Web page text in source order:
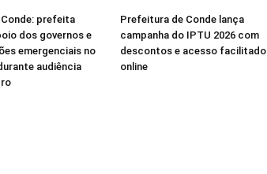
Conde: prefeita
dos governos e
emergenciais no
audiência
Prefeitura de Conde lança
campanha do IPTU 2026 com
descontos e acesso facilitado
online